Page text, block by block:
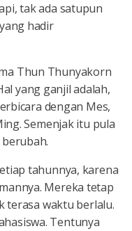
tak ada satupun
hadir
Thun Thunyakorn
yang ganjil adalah,
dengan Mes,
Semenjak itu pula
tahunnya, karena
Mereka tetap
terasa waktu berlalu.
Tentunya